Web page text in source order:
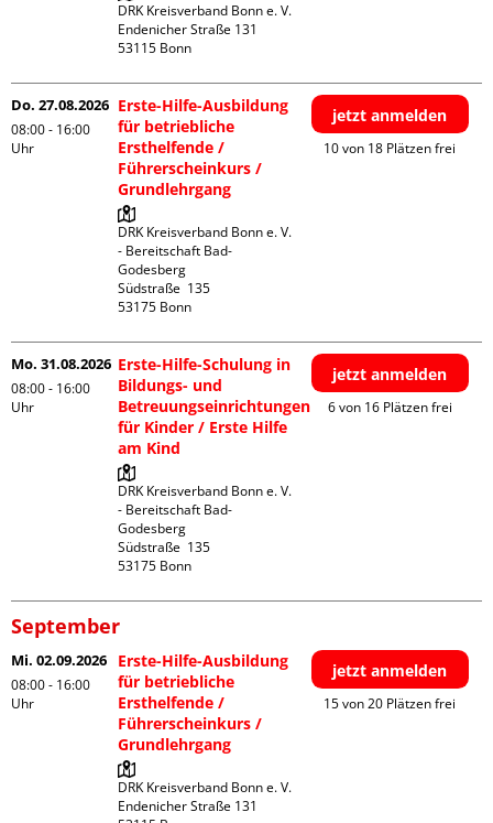
DRK Kreisverband Bonn e. V.
Endenicher Straße 131
Do. 27.08.2026
08:00 - 16:00
Uhr
Erste-Hilfe-Ausbildung
für betriebliche
Ersthelfende /
Führerscheinkurs /
Grundlehrgang
DRK Kreisverband Bonn e. V.
- Bereitschaft Bad-
Godesberg
Südstraße  135
jetzt anmelden
10 von 18 Plätzen frei
Mo. 31.08.2026
08:00 - 16:00
Uhr
Erste-Hilfe-Schulung in
Bildungs- und
Betreuungseinrichtungen
für Kinder / Erste Hilfe
am Kind
DRK Kreisverband Bonn e. V.
- Bereitschaft Bad-
Godesberg
Südstraße  135
jetzt anmelden
6 von 16 Plätzen frei
September
Mi. 02.09.2026
08:00 - 16:00
Uhr
Erste-Hilfe-Ausbildung
für betriebliche
Ersthelfende /
Führerscheinkurs /
Grundlehrgang
DRK Kreisverband Bonn e. V.
Endenicher Straße 131
jetzt anmelden
15 von 20 Plätzen frei